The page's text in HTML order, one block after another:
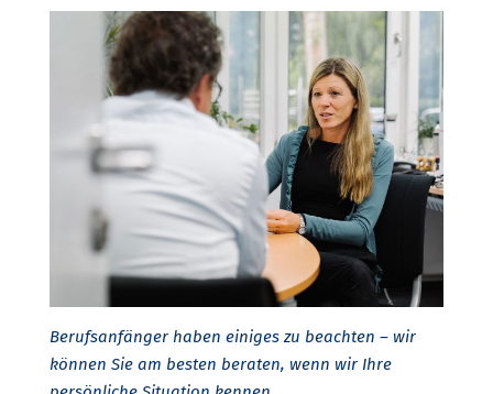
Berufsanfänger haben einiges zu beachten – wir
können Sie am besten beraten, wenn wir Ihre